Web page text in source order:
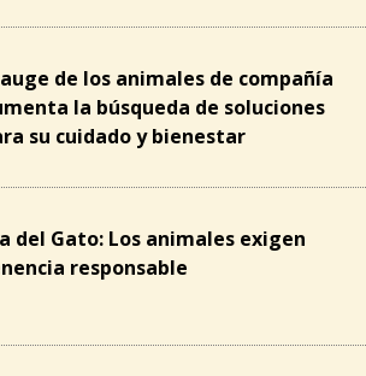
auge de los animales de compañía
la búsqueda de soluciones
su cuidado y bienestar
del Gato: Los animales exigen
responsable